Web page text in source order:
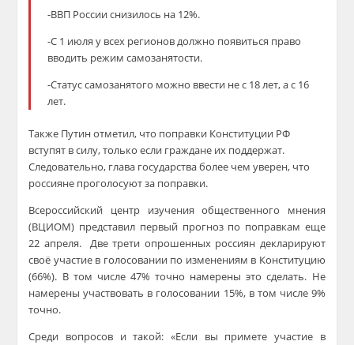
-ВВП России снизилось на 12%.
-С 1 июля у всех регионов должно появиться право
вводить режим самозанятости.
-Статус самозанятого можно ввести не с 18 лет, а с 16
лет.
Также Путин отметил, что поправки Конституции РФ
вступят в силу, только если граждане их поддержат.
Следовательно, глава государства более чем уверен, что
россияне проголосуют за поправки.
Всероссийский центр изучения общественного мнения
(ВЦИОМ) представил первый прогноз по поправкам еще
22 апреля. Две трети опрошенных россиян декларируют
своё участие в голосовании по изменениям в Конституцию
(66%). В том числе 47% точно намерены это сделать. Не
намерены участвовать в голосовании 15%, в том числе 9%
точно.
Среди вопросов и такой: «Если вы примете участие в